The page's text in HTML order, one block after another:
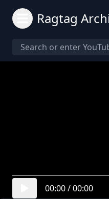
Ragtag
00:00/00:00